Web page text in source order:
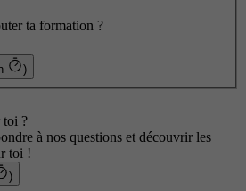
ta formation ?
)
toi ?
à nos questions et découvrir les
toi !
)